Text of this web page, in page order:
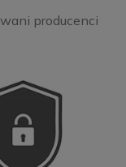
producenci